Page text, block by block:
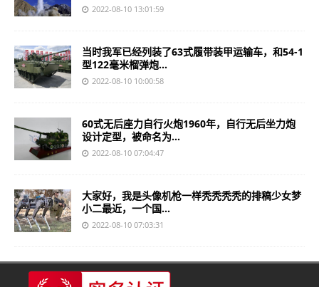
2022-08-10 13:01:59
当时我军已经列装了63式履带装甲运输车，和54-1
型122毫米榴弹炮...
2022-08-10 10:00:58
60式无后座力自行火炮1960年，自行无后坐力炮
设计定型，被命名为...
2022-08-10 07:04:47
大家好，我是头像机枪一样秃秃秃秃的排稿少女梦
小二最近，一个国...
2022-08-10 07:03:31